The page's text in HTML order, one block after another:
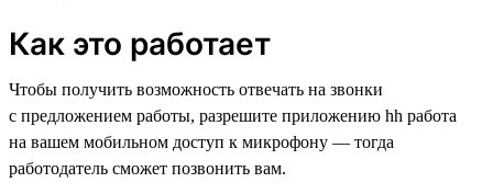
Как это работает
Чтобы получить возможность отвечать на звонки
с предложением работы, разрешите приложению hh работа
на вашем мобильном доступ к микрофону — тогда
работодатель сможет позвонить вам.